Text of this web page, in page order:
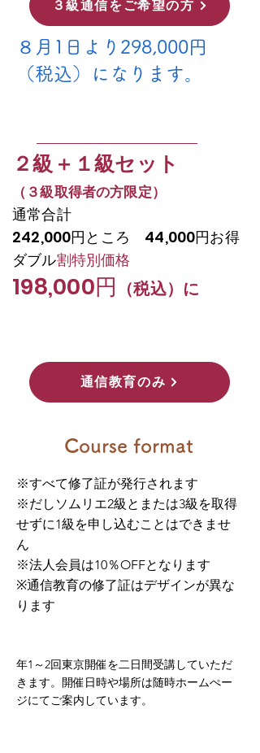
３級通信をご希望の方
​８月1日より298,000円
（税込）になります。
​２級＋１級セット
（３級取得者の方限定）
通常合計
242,000円ところ 44,000円お得
ダブル割特別価格
198,000円 （税込）に
通信教育のみ
Course format
※すべて修了証が発行されます
※だしソムリエ2級とまたは3級を取得
せずに1級を申し込むことはできませ
ん
※法人会員は10％OFFとなります
※通信教育の修了証はデザインが異な
ります
年1～2回東京開催を二日間受講していただ
きます。開催日時や場所は随時ホームぺー
ジにてご案内しています。